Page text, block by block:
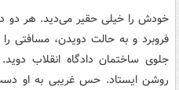
خودش را خیلی حقیر می‌دید. هر
فروبرد و به حالت دویدن، مسافتی
جلوی ساختمان دادگاه انقلاب
روشن ایستاد. حس غریبی به او